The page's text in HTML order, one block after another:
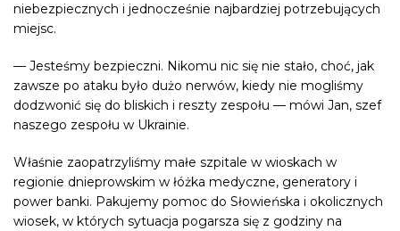
niebezpiecznych i jednocześnie najbardziej potrzebujących
miejsc.
— Jesteśmy bezpieczni. Nikomu nic się nie stało, choć, jak
zawsze po ataku było dużo nerwów, kiedy nie mogliśmy
dodzwonić się do bliskich i reszty zespołu — mówi Jan, szef
naszego zespołu w Ukrainie.
Właśnie zaopatrzyliśmy małe szpitale w wioskach w
regionie dnieprowskim w łóżka medyczne, generatory i
power banki. Pakujemy pomoc do Słowieńska i okolicznych
wiosek, w których sytuacja pogarsza się z godziny na